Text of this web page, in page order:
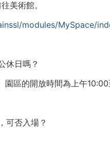
美術館。
modules/MySpace/
休日嗎？
區的開放時間為上午
可否入場？